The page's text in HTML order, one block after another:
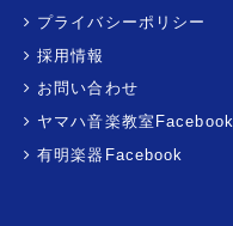
プライバシーポリシー
採用情報
お問い合わせ
ヤマハ音楽教室Facebook
有明楽器Facebook